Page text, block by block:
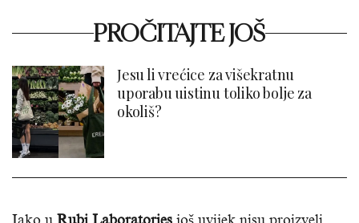
PROČITAJTE JOŠ
Jesu li vrećice za višekratnu
uporabu uistinu toliko bolje za
okoliš?
Iako u Rubi Laboratories još uvijek nisu proizveli